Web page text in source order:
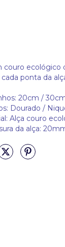
couro ecológico
ponta da
20cm /
Dourado /
Alça couro
da alça: